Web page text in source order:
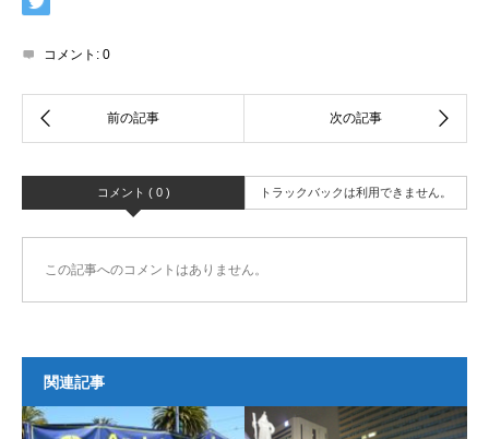
コメント: 0
コメント ( 0 ) トラックバックは利用できません。
この記事へのコメントはありません。
関連記事